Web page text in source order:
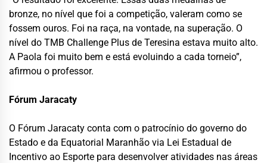
bronze, no nível que foi a competição, valeram como se
fossem ouros. Foi na raça, na vontade, na superação. O
nível do TMB Challenge Plus de Teresina estava muito alto.
A Paola foi muito bem e está evoluindo a cada torneio”,
afirmou o professor.
Fórum Jaracaty
O Fórum Jaracaty conta com o patrocínio do governo do
Estado e da Equatorial Maranhão via Lei Estadual de
Incentivo ao Esporte para desenvolver atividades nas áreas